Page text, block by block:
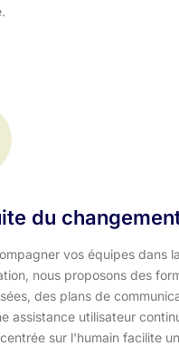
du
vos équipes dans la
nous proposons des
des plans de
assistance utilisateur
sur l'humain facilite